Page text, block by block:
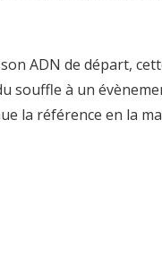
ADN de départ,
souffle à un
la référence en la